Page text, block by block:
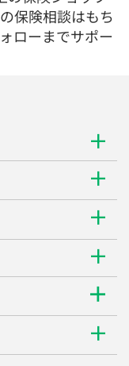
保険相談はもち
ローまでサポー